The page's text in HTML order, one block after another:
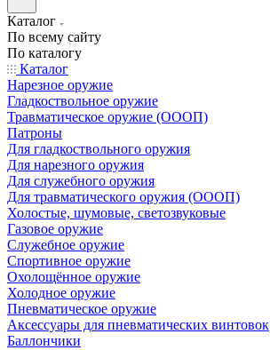
Каталог
По всему сайту
По каталогу
Каталог
Нарезное оружие
Гладкоствольное оружие
Травматическое оружие (ОООП)
Патроны
Для гладкоствольного оружия
Для нарезного оружия
Для служебного оружия
Для травматического оружия (ОООП)
Холостые, шумовые, светозвуковые
Газовое оружие
Служебное оружие
Спортивное оружие
Охолощённое оружие
Холодное оружие
Пневматическое оружие
Аксессуары для пневматических винтовок
Баллончики